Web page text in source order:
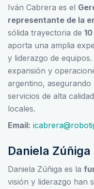
Iván Cabrera es el
representante de la
sólida trayectoria de
aporta una amplia
y liderazgo de
expansión y
argentino,
servicios de alta
locales.
Email:
Daniela Zúñiga
Daniela Zúñiga es la
visión y liderazgo han